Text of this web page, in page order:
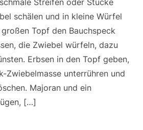
Streifen oder Stücke
schälen und in kleine Würfel
Topf den Bauchspeck
die Zwiebel würfeln, dazu
Erbsen in den Topf geben,
Zwiebelmasse unterrühren und
Majoran und ein
[…]